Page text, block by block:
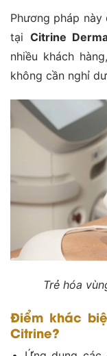
Phương pháp này
tại Citrine
nhiều khách
không cần nghỉ
Trẻ hóa
Điểm khác
Citrine?